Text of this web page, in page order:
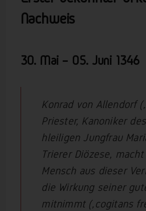
Nachweis
30. Mai – 05. Juni 1346
Konrad von Allendorf
Priester, Kanoniker
hleiligen Jungfrau
Trierer Diözese,
Mensch aus dieser
die Wirkung seiner
mitnimmt (‚cogitans